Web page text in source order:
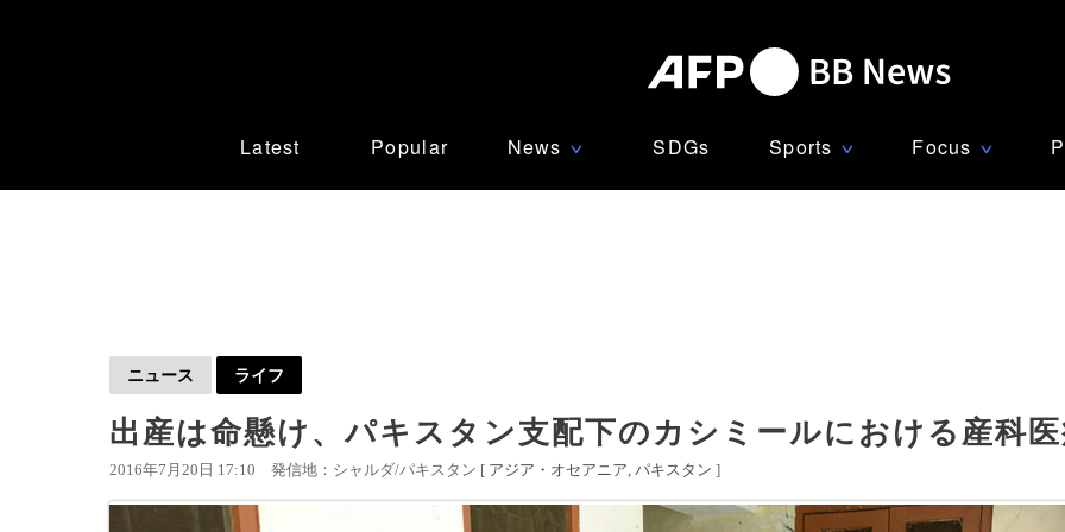
Latest Popular News ∨ SDGs Sports ∨ Focus ∨
ニュース ライフ
出産は命懸け、パキスタン支配下のカシミールにおける産科
2016年7月20日 17:10 発信地：シャルダ/パキスタン [ アジア・オセアニア パキスタン ]